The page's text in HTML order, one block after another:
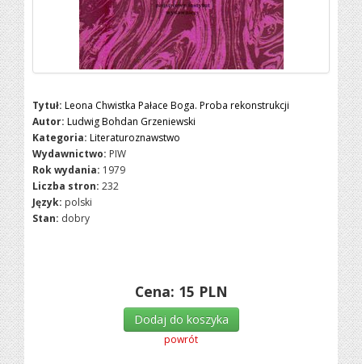
Tytuł: Leona Chwistka Pałace Boga. Proba rekonstrukcji
Autor: Ludwig Bohdan Grzeniewski
Kategoria: Literaturoznawstwo
Wydawnictwo: PIW
Rok wydania: 1979
Liczba stron: 232
Język: polski
Stan: dobry
Cena: 15 PLN
Dodaj do koszyka
powrót